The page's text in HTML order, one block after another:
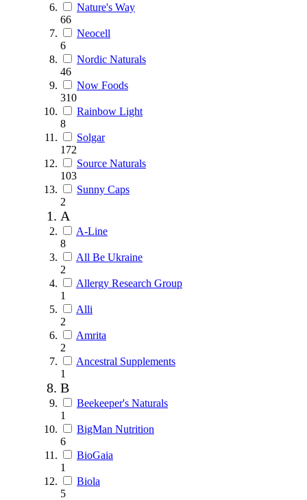
Nature's Way
66
Neocell
6
Nordic Naturals
46
Now Foods
310
Rainbow Light
8
Solgar
172
Source Naturals
103
Sunny Caps
2
A
A-Line
8
All Be Ukraine
2
Allergy Research Group
1
Alli
2
Amrita
2
Ancestral Supplements
1
B
Beekeeper's Naturals
1
BigMan Nutrition
6
BioGaia
1
Biola
5